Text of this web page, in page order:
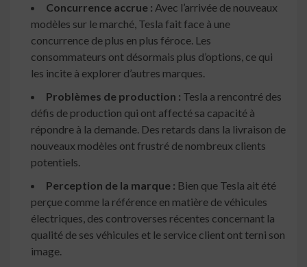
Concurrence accrue : Avec l’arrivée de nouveaux
modèles sur le marché, Tesla fait face à une
concurrence de plus en plus féroce. Les
consommateurs ont désormais plus d’options, ce qui
les incite à explorer d’autres marques.
Problèmes de production : Tesla a rencontré des
défis de production qui ont affecté sa capacité à
répondre à la demande. Des retards dans la livraison de
nouveaux modèles ont frustré de nombreux clients
potentiels.
Perception de la marque : Bien que Tesla ait été
perçue comme la référence en matière de véhicules
électriques, des controverses récentes concernant la
qualité de ses véhicules et le service client ont terni son
image.